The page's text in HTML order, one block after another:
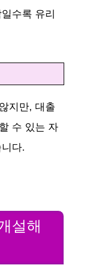
수록 유리
지만, 대출
수 있는 자
다.
설해